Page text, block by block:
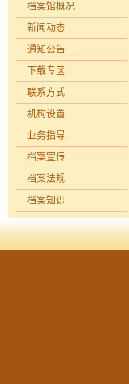
档案馆概况
新闻动态
通知公告
下载专区
联系方式
机构设置
业务指导
档案宣传
档案法规
档案知识